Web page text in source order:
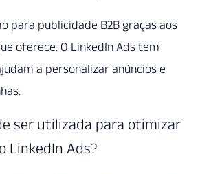
para publicidade B2B graças aos
oferece. O LinkedIn Ads tem
a personalizar anúncios e
ser utilizada para otimizar
LinkedIn Ads?